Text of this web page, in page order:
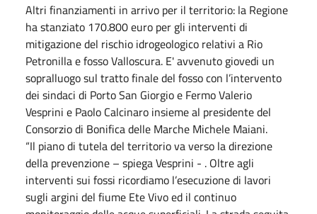
Altri finanziamenti in arrivo per il territorio: la Regione
ha stanziato 170.800 euro per gli interventi di
mitigazione del rischio idrogeologico relativi a Rio
Petronilla e fosso Valloscura. E' avvenuto giovedi un
sopralluogo sul tratto finale del fosso con l’intervento
dei sindaci di Porto San Giorgio e Fermo Valerio
Vesprini e Paolo Calcinaro insieme al presidente del
Consorzio di Bonifica delle Marche Michele Maiani.
“Il piano di tutela del territorio va verso la direzione
della prevenzione – spiega Vesprini - . Oltre agli
interventi sui fossi ricordiamo l’esecuzione di lavori
sugli argini del fiume Ete Vivo ed il continuo